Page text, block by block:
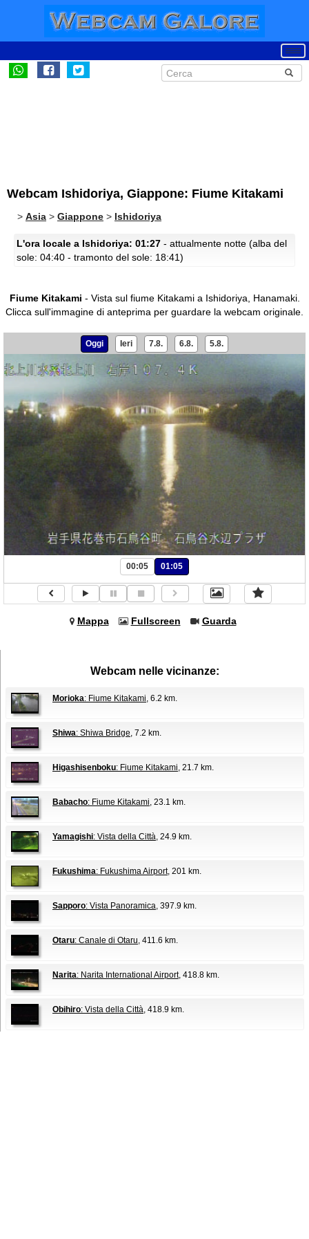
Webcam Ishidoriya, Giappone: Fiume Kitakami
> Asia > Giappone > Ishidoriya
L'ora locale a Ishidoriya: 01:27 - attualmente notte (alba del
sole: 04:40 - tramonto del sole: 18:41)
Fiume Kitakami - Vista sul fiume Kitakami a Ishidoriya, Hanamaki.
Clicca sull'immagine di anteprima per guardare la webcam originale.
Oggi Ieri 7.8. 6.8. 5.8.
00:05 01:05
Mappa Fullscreen Guarda
Webcam nelle vicinanze:
Morioka: Fiume Kitakami , 6.2 km.
Shiwa: Shiwa Bridge , 7.2 km.
Higashisenboku: Fiume Kitakami , 21.7 km.
Babacho: Fiume Kitakami , 23.1 km.
Yamagishi: Vista della Città , 24.9 km.
Fukushima: Fukushima Airport, 201 km.
Sapporo: Vista Panoramica , 397.9 km.
Otaru: Canale di Otaru , 411.6 km.
Narita: Narita International Airport, 418.8 km.
Obihiro: Vista della Città , 418.9 km.